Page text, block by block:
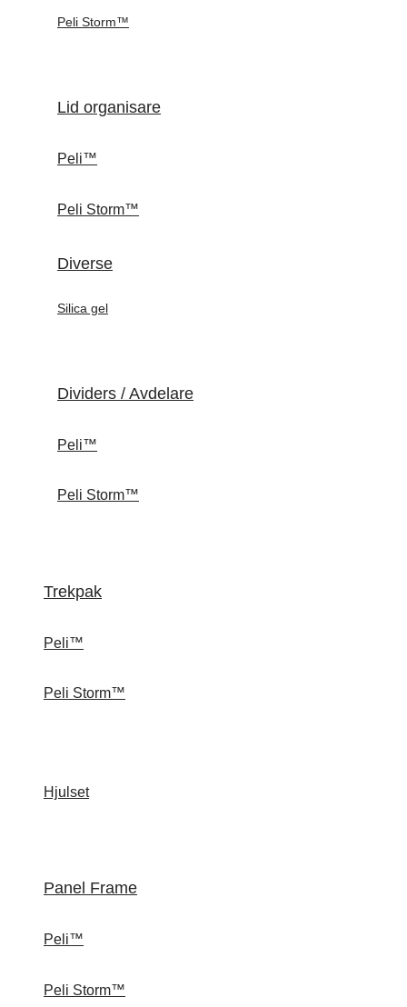
Peli Storm™
Lid organisare
Peli™
Peli Storm™
Diverse
Silica gel
Dividers / Avdelare
Peli™
Peli Storm™
Trekpak
Peli™
Peli Storm™
Hjulset
Panel Frame
Peli™
Peli Storm™